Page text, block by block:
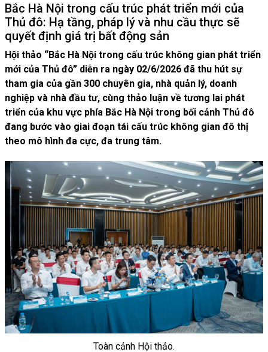
Bắc Hà Nội trong cấu trúc phát triển mới của
Thủ đô: Hạ tầng, pháp lý và nhu cầu thực sẽ
quyết định giá trị bất động sản
Hội thảo “Bắc Hà Nội trong cấu trúc không gian phát triển
mới của Thủ đô” diễn ra ngày 02/6/2026 đã thu hút sự
tham gia của gần 300 chuyên gia, nhà quản lý, doanh
nghiệp và nhà đầu tư, cùng thảo luận về tương lai phát
triển của khu vực phía Bắc Hà Nội trong bối cảnh Thủ đô
đang bước vào giai đoạn tái cấu trúc không gian đô thị
theo mô hình đa cực, đa trung tâm.
Toàn cảnh Hội thảo.